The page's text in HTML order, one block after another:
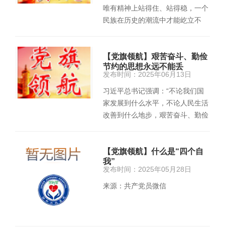
唯有精神上站得住、站得稳，一个
民族在历史的潮流中才能屹立不
【党旗领航】艰苦奋斗、勤俭
节约的思想永远不能丢
发布时间：2025年06月13日
习近平总书记强调：“不论我们国
家发展到什么水平，不论人民生活
改善到什么地步，艰苦奋斗、勤俭
【党旗领航】什么是“四个自
我”
发布时间：2025年05月28日
来源：共产党员微信